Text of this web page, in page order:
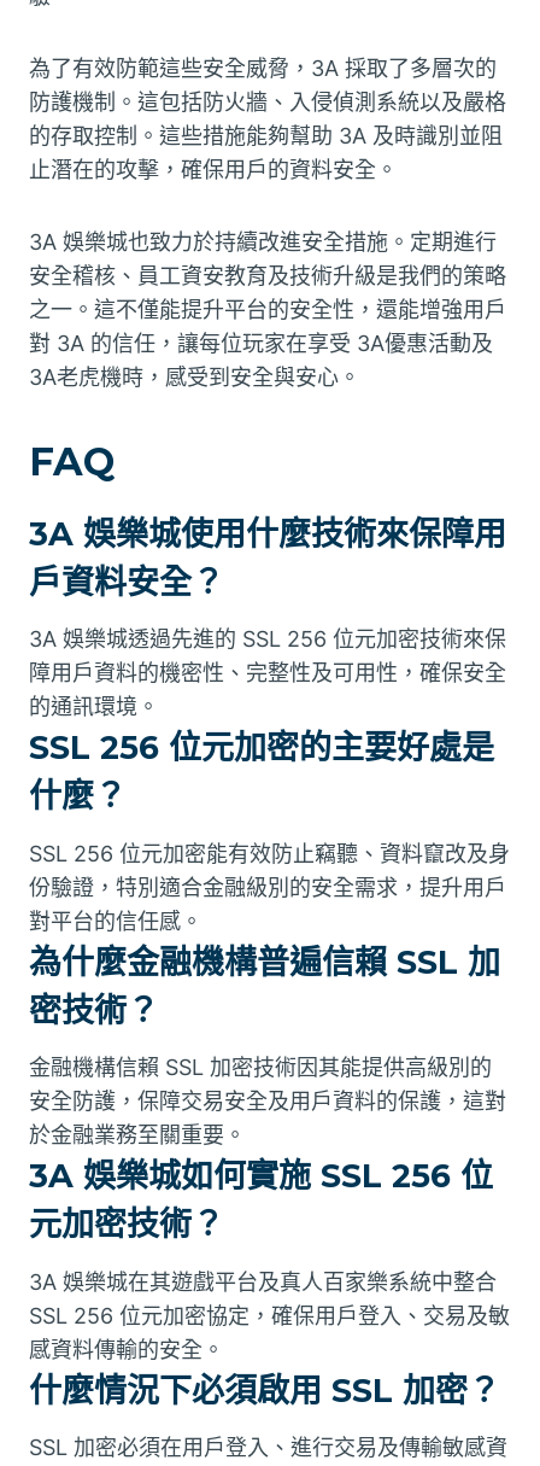
為了有效防範這些安全威脅，3A 採取了多層次的
防護機制。這包括防火牆、入侵偵測系統以及嚴格
的存取控制。這些措施能夠幫助 3A 及時識別並阻
止潛在的攻擊，確保用戶的資料安全。
3A 娛樂城也致力於持續改進安全措施。定期進行
安全稽核、員工資安教育及技術升級是我們的策略
之一。這不僅能提升平台的安全性，還能增強用戶
對 3A 的信任，讓每位玩家在享受 3A優惠活動及
3A老虎機時，感受到安全與安心。
FAQ
3A 娛樂城使用什麼技術來保障用
戶資料安全？
3A 娛樂城透過先進的 SSL 256 位元加密技術來保
障用戶資料的機密性、完整性及可用性，確保安全
的通訊環境。
SSL 256 位元加密的主要好處是
什麼？
SSL 256 位元加密能有效防止竊聽、資料竄改及身
份驗證，特別適合金融級別的安全需求，提升用戶
對平台的信任感。
為什麼金融機構普遍信賴 SSL 加
密技術？
金融機構信賴 SSL 加密技術因其能提供高級別的
安全防護，保障交易安全及用戶資料的保護，這對
於金融業務至關重要。
3A 娛樂城如何實施 SSL 256 位
元加密技術？
3A 娛樂城在其遊戲平台及真人百家樂系統中整合
SSL 256 位元加密協定，確保用戶登入、交易及敏
感資料傳輸的安全。
什麼情況下必須啟用 SSL 加密？
SSL 加密必須在用戶登入、進行交易及傳輸敏感資